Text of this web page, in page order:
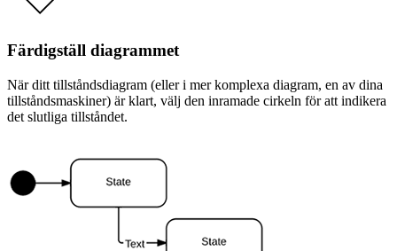
Färdigställ diagrammet
När ditt tillståndsdiagram (eller i mer komplexa diagram, en av dina
tillståndsmaskiner) är klart, välj den inramade cirkeln för att indikera
det slutliga tillståndet.